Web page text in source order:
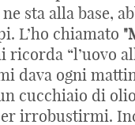
sta alla base,
L’ho chiamato
ricorda “l’uovo
dava ogni
cucchiaio di
irrobustirmi.